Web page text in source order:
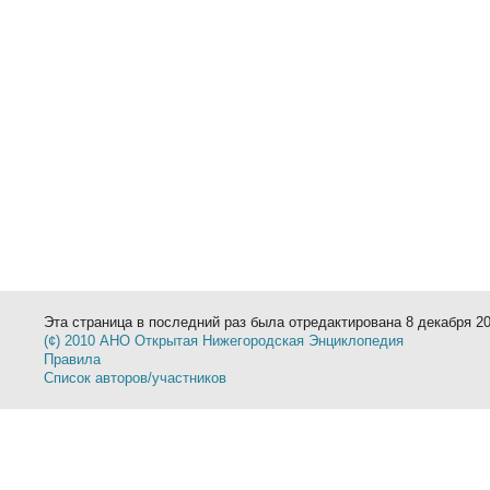
Эта страница в последний раз была отредактирована 8 декабря
(¢) 2010 АНО Открытая Нижегородская Энциклопедия
Правила
Список авторов/участников